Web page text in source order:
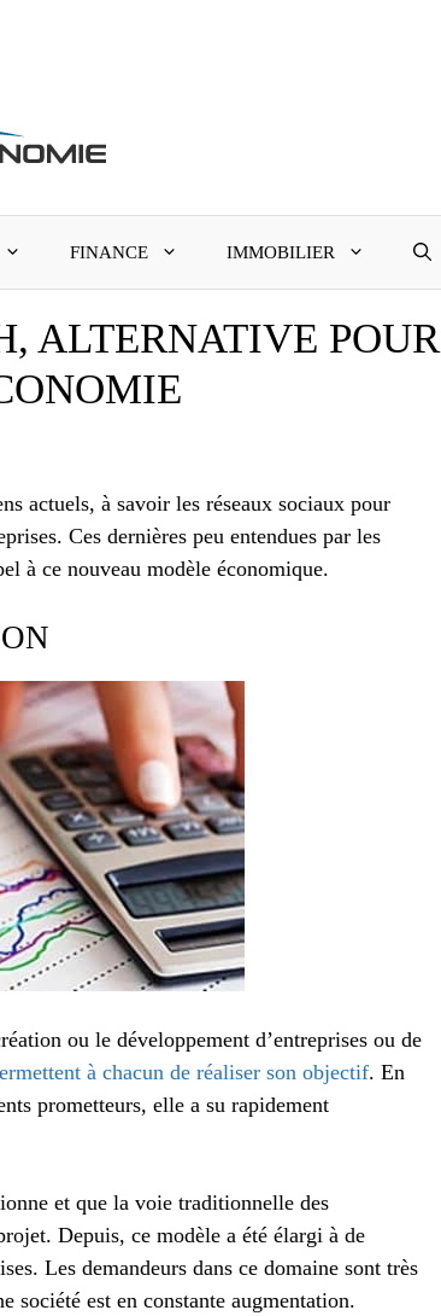
FINANCE IMMOBILIER
ALTERNATIVE POUR
actuels, à savoir les réseaux sociaux pour
Ces dernières peu entendues par les
à ce nouveau modèle économique.
ou le développement d’entreprises ou de
à chacun de réaliser son objectif. En
prometteurs, elle a su rapidement
et que la voie traditionnelle des
Depuis, ce modèle a été élargi à de
Les demandeurs dans ce domaine sont très
société est en constante augmentation.